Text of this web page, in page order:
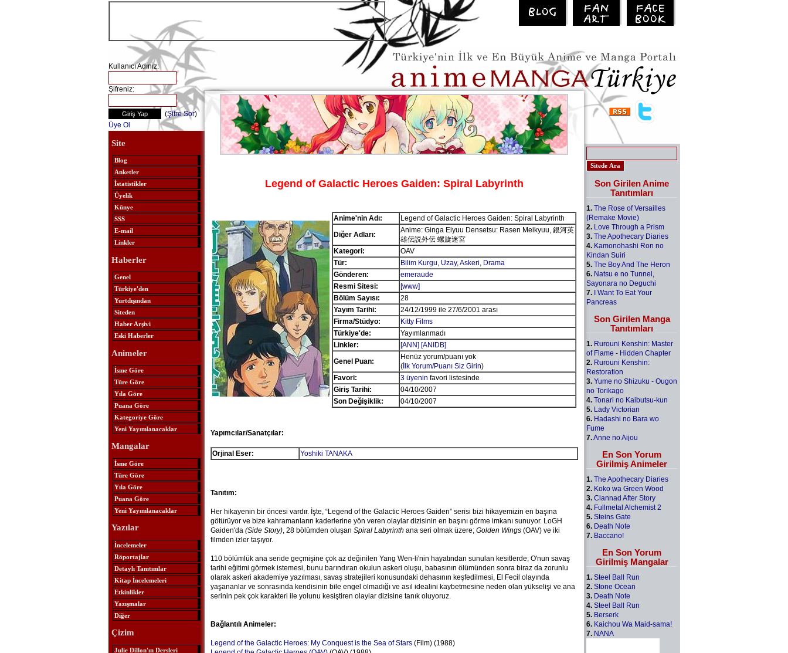
Kullanıcı Adınız:
Şifreniz:
(Şifre Sor)
Üye Ol
Site
Blog
Anketler
İstatistikler
Üyelik
Künye
SSS
E-mail
Linkler
Haberler
Genel
Türkiye'den
Yurtdışından
Siteden
Haber Arşivi
Eski Haberler
Animeler
İsme Göre
Türe Göre
Yıla Göre
Puana Göre
Kategoriye Göre
Yeni Yayımlanacaklar
Mangalar
İsme Göre
Türe Göre
Yıla Göre
Puana Göre
Yeni Yayımlanacaklar
Yazılar
İncelemeler
Röportajlar
Detaylı Tanıtımlar
Kitap İncelemeleri
Etkinlikler
Yazışmalar
Diğer
Çizim
Julie Dillon'ın Dersleri
Legend of Galactic Heroes Gaiden: Spiral Labyrinth
Anime'nin Adı:
Legend of Galactic Heroes Gaiden: Spiral Labyrinth
Diğer Adları:
Anime: Ginga Eiyuu Densetsu: Rasen Meikyuu, 銀河英
雄伝説外伝 螺旋迷宮
Kategori:
OAV
Tür:
Bilim Kurgu, Uzay,Askeri, Drama
Gönderen:
emeraude
Resmi Sitesi:
[www]
Bölüm Sayısı:
28
Yayım Tarihi:
24/12/1999 ile 27/6/2001 arası
Firma/Stüdyo:
Kitty Films
Türkiye'de:
Yayımlanmadı
Linkler:
[ANN] [ANIDB]
Genel Puan:
Henüz yorum/puanı yok
(İlk Yorum/Puanı Siz Girin)
Favori:
3 üyenin favori listesinde
Giriş Tarihi:
04/10/2007
Son Değişiklik:
04/10/2007
Yapımcılar/Sanatçılar:
Orjinal Eser: Yoshiki TANAKA
Tanıtım:
Her hikayenin bir öncesi vardır. İşte, “Legend of the Galactic Heroes Gaiden” serisi bizi hikayemizin en başına
götürüyor ve bize kahramanların kaderlerine yön veren olaylar dizisinin en başını görme imkanı sunuyor. LoGH
Gaiden'da (Side Story), 28 bölümden oluşan Spiral Labyrinth ana seri olmak üzere; Golden Wings(OAV) ve iki
filmden izler taşıyor.
110 bölümlük ana seride geçmişine çok az değinilen Yang Wen-li'nin hayatından sunulan kesitlerde; O'nun savaş
tarihi eğitimi görmek istemesi, bunu barındıran okulun askeri oluşu, babasının ölümünden sonra biraz da zorunlu
olarak askeri akademiye yazılması, savaş stratejileri konusundaki dehasının keşfedilmesi, El Fecil olayında
yaşananlar ve sonrasında kendisinin bile engel olmadığı ve asıl idealini kaybetmesine neden olan yükselişi ve ana
serinin pek çok karakteri ile yolunu kesiştiren olaylar dizisine tanık oluyoruz.
Bağlantılı Animeler:
Legend of the Galactic Heroes: My Conquest is the Sea of Stars(Film) (1988)
Son Girilen Anime
Tanıtımları
1. The Rose of Versailles
(Remake Movie)
2. Love Through a Prism
3. The Apothecary Diaries
4. Kamonohashi Ron no
Kindan Suiri
5. The Boy And The Heron
6. Natsu e no Tunnel,
Sayonara no Deguchi
7. I Want To Eat Your
Pancreas
Son Girilen Manga
Tanıtımları
1. Rurouni Kenshin: Master
of Flame - Hidden Chapter
2. Rurouni Kenshin:
Restoration
3. Yume no Shizuku - Ougon
no Torikago
4. Tonari no Kaibutsu-kun
5. Lady Victorian
6. Hadashi no Bara wo
Fume
7.Anne no Aijou
En Son Yorum
Girilmiş Animeler
1. The Apothecary Diaries
2. Koko wa Green Wood
3. Clannad After Story
4. Fullmetal Alchemist 2
5. Steins Gate
6. Death Note
7. Baccano!
En Son Yorum
Girilmiş Mangalar
1. Steel Ball Run
2. Stone Ocean
3. Death Note
4. Steel Ball Run
5. Berserk
6. Kaichou Wa Maid-sama!
7. NANA